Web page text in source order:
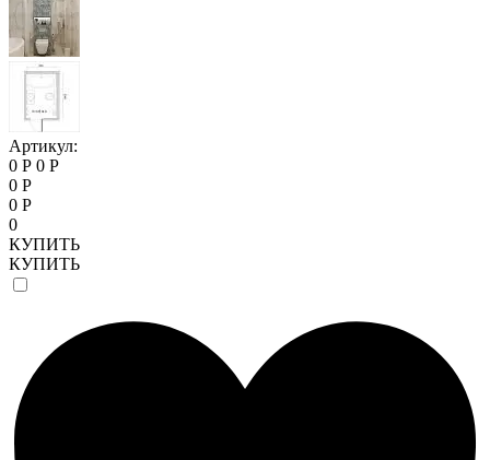
Артикул:
0 Р 0 Р
0 Р
0 Р
0
КУПИТЬ
КУПИТЬ